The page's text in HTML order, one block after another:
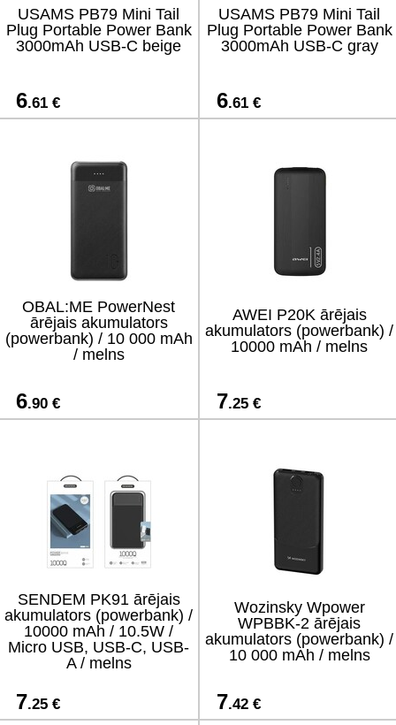
USAMS PB79 Mini Tail
Plug Portable Power Bank
3000mAh USB-C beige
6.61 €
USAMS PB79 Mini Tail
Plug Portable Power Bank
3000mAh USB-C gray
6.61 €
OBAL:ME PowerNest
ārējais akumulators
(powerbank) / 10 000 mAh
/ melns
6.90 €
AWEI P20K ārējais
akumulators (powerbank) /
10000 mAh / melns
7.25 €
SENDEM PK91 ārējais
akumulators (powerbank) /
10000 mAh / 10.5W /
Micro USB, USB-C, USB-
A / melns
7.25 €
Wozinsky Wpower
WPBBK-2 ārējais
akumulators (powerbank) /
10 000 mAh / melns
7.42 €